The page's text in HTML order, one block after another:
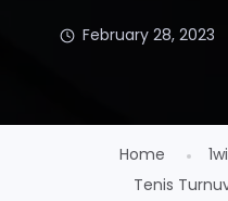
February 28, 2023
Home
Tenis